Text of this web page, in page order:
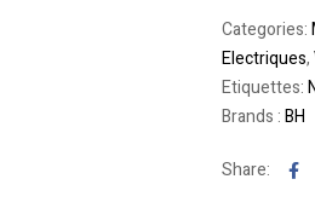
Categories:
Electriques,
Etiquettes:
Brands :BH
Share: